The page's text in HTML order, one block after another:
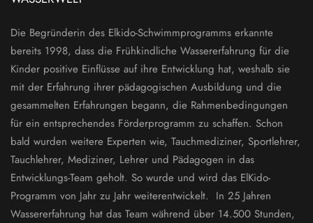
Die Begründerin des Elkido-Schwimmprogramms erkannte
bereits 1998, dass die Frühkindliche Wassererfahrung für die
Kinder positive Einflüsse auf ihre Entwicklung hat, weshalb sie
mit der Erfahrung ihrer pädagogischen Ausbildung und die
gesammelten Erfahrungen begann, die Rahmenbedingungen
für ein entsprechendes Förderprogramm zu schaffen. Schon
bald wurden weitere Experten wie, Tauchmediziner, Sportlehrer,
Tauchlehrer, Mediziner, Lehrer und Pädagogen in das
Entwicklungs-Team geholt. So wurde und wird das ElKido-
Programm von Jahr zu Jahr weiterentwickelt. In 25 Jahren
Wassererfahrung hat das Team während über 14.500 Stunden,